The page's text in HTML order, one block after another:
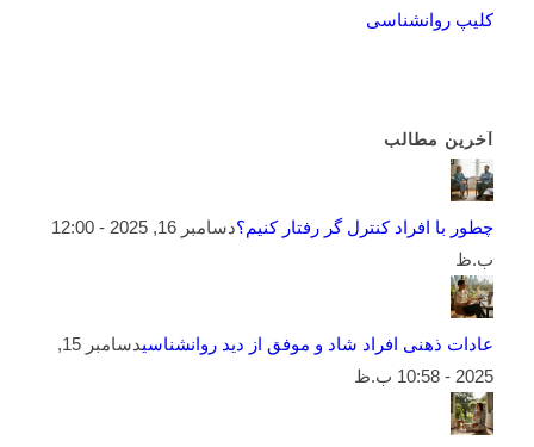
کلیپ روانشناسی
آخرین مطالب
چطور با افراد کنترل گر رفتار کنیم؟
دسامبر 16, 2025 - 12:00
ب.ظ
عادات ذهنی افراد شاد و موفق از دید روانشناسی
دسامبر 15,
2025 - 10:58 ب.ظ